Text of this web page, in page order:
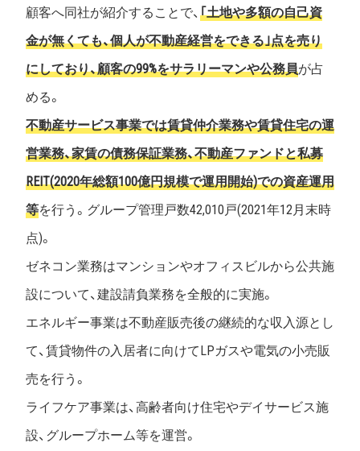
顧客へ同社が紹介することで、｢土地や多額の自己資
金が無くても、個人が不動産経営をできる｣点を売り
にしており、顧客の99%をサラリーマンや公務員が占
める。
不動産サービス事業では賃貸仲介業務や賃貸住宅の運
営業務、家賃の債務保証業務、不動産ファンドと私募
REIT(2020年総額100億円規模で運用開始)での資産運用
等を行う。グループ管理戸数42,010戸(2021年12月末時
点)。
ゼネコン業務はマンションやオフィスビルから公共施
設について、建設請負業務を全般的に実施。
エネルギー事業は不動産販売後の継続的な収入源とし
て、賃貸物件の入居者に向けてLPガスや電気の小売販
売を行う。
ライフケア事業は、高齢者向け住宅やデイサービス施
設、グループホーム等を運営。